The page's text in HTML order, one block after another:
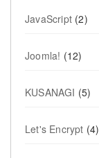
JavaScript (2)
Joomla! (12)
KUSANAGI (5)
Let's Encrypt (4)